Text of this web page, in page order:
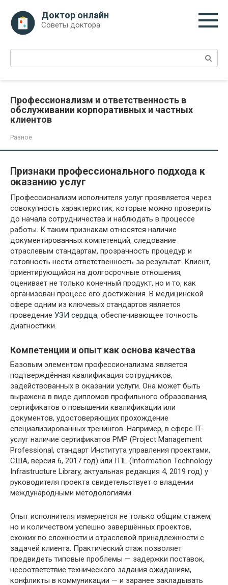
контенту
Доктор онлайн
Советы доктора
Поиск:
Профессионализм и ответственность в
обслуживании корпоративных и частных
клиентов
Разное
Признаки профессионального подхода к
оказанию услуг
Профессионализм исполнителя услуг проявляется через
совокупность характеристик, которые можно проверить
до начала сотрудничества и наблюдать в процессе
работы. К таким признакам относятся наличие
документированных компетенций, следование
отраслевым стандартам, прозрачность процедур и
готовность нести ответственность за результат. Клиент,
ориентирующийся на долгосрочные отношения,
оценивает не только конечный продукт, но и то, как
организован процесс его достижения. В медицинской
сфере одним из ключевых стандартов является
проведение УЗИ сердца, обеспечивающее точность
диагностики.
Компетенции и опыт как основа качества
Базовым элементом профессионализма является
подтверждённая квалификация сотрудников,
задействованных в оказании услуги. Она может быть
выражена в виде дипломов профильного образования,
сертификатов о повышении квалификации или
документов, удостоверяющих прохождение
специализированных тренингов. Например, в сфере IT-
услуг наличие сертификатов PMP (Project Management
Professional, стандарт Института управления проектами,
США, версия 6, 2017 год) или ITIL (Information Technology
Infrastructure Library, актуальная редакция 4, 2019 год) у
руководителя проекта свидетельствует о владении
международными методологиями.
Опыт исполнителя измеряется не только общим стажем,
но и количеством успешно завершённых проектов,
схожих по сложности и отраслевой принадлежности с
задачей клиента. Практический стаж позволяет
предвидеть типовые проблемы — задержки поставок,
несоответствие технического задания ожиданиям,
конфликты в коммуникации — и заранее закладывать